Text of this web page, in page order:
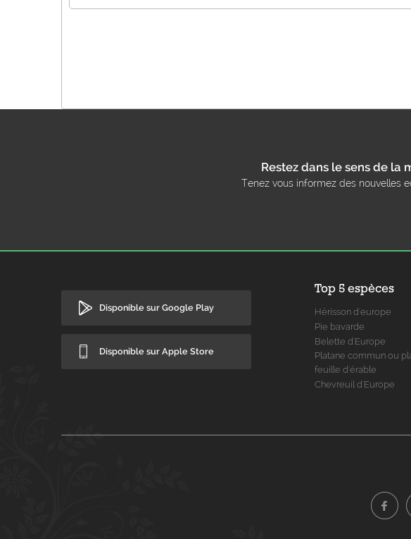
Restez dans le sens de la
Tenez vous informez des nouvelles
Disponible sur Google Play
Disponible sur Apple Store
Top 5 espèces
Hérisson d'europe
Pie bavarde
Belette d'Europe
Platane commun ou
feuille d'érable
Chevreuil d'Europe